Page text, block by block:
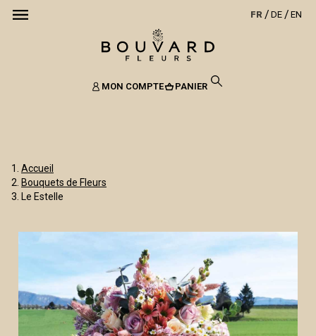
FR DE EN
MON COMPTE PANIER
Accueil
Bouquets de Fleurs
Le Estelle